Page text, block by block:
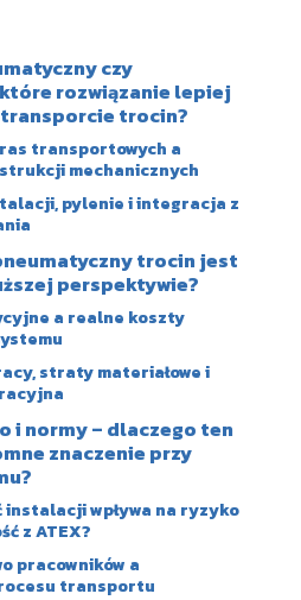
czy
rozwiązanie lepiej
transporcie trocin?
transportowych a
mechanicznych
pylenie i integracja z
trocin jest
perspektywie?
a realne koszty
straty materiałowe i
i normy – dlaczego ten
znaczenie przy
instalacji wpływa na ryzyko
z ATEX?
pracowników a
transportu